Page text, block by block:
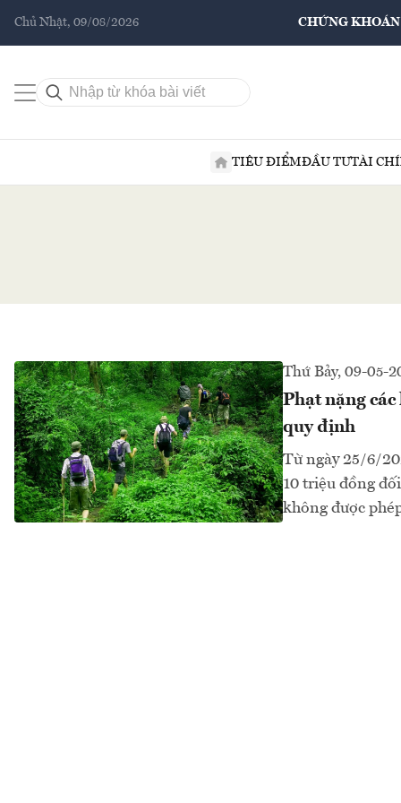
Chủ Nhật, 09/08/2026 CHỨNG KHOÁN
TIÊU ĐIỂMĐẦU TƯTÀI
Thứ Bảy, 09-05-
Phạt nặng
quy định
Từ ngày 25/6/
10 triệu đồng
không được